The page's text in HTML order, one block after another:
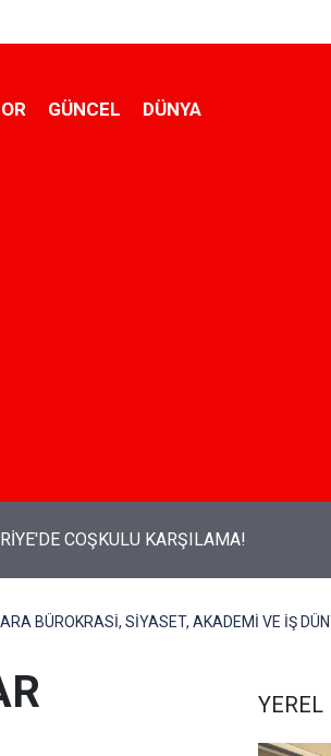
GÜNCEL DÜNYA
COŞKULU KARŞILAMA!
BÜROKRASİ, SİYASET, AKADEMİ VE İŞ
YEREL